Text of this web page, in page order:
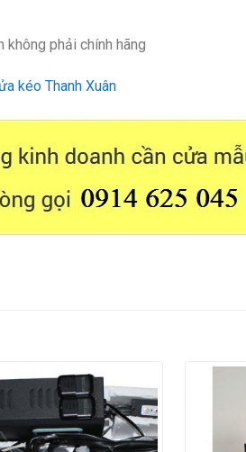
không phải chính hãng
kéo Thanh Xuân